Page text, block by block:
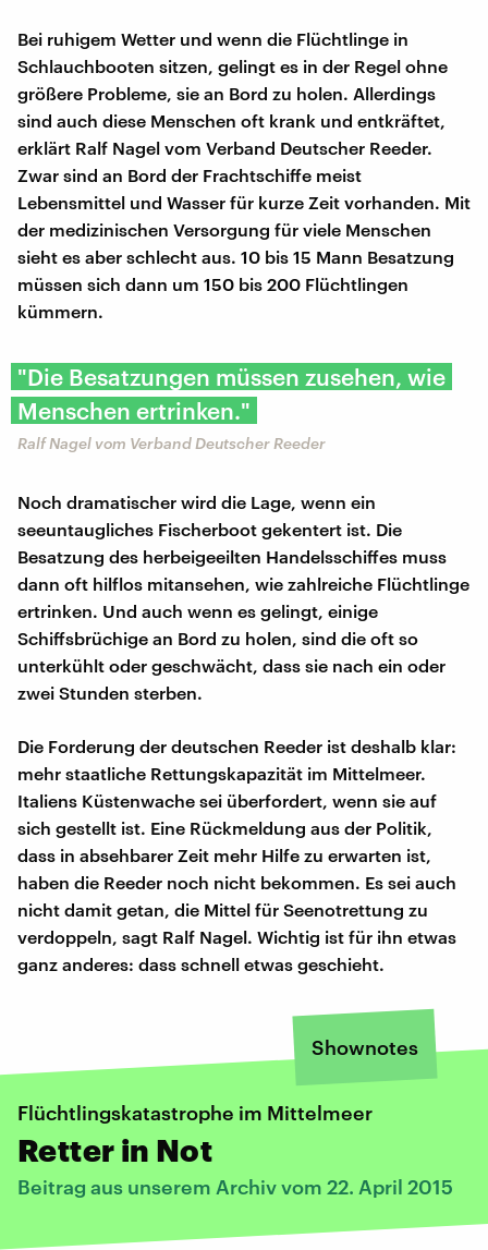
Bei ruhigem Wetter und wenn die Flüchtlinge in
Schlauchbooten sitzen, gelingt es in der Regel ohne
größere Probleme, sie an Bord zu holen. Allerdings
sind auch diese Menschen oft krank und entkräftet,
erklärt Ralf Nagel vom Verband Deutscher Reeder.
Zwar sind an Bord der Frachtschiffe meist
Lebensmittel und Wasser für kurze Zeit vorhanden. Mit
der medizinischen Versorgung für viele Menschen
sieht es aber schlecht aus. 10 bis 15 Mann Besatzung
müssen sich dann um 150 bis 200 Flüchtlingen
kümmern.
"Die Besatzungen müssen zusehen, wie
Menschen ertrinken."
Ralf Nagel vom Verband Deutscher Reeder
Noch dramatischer wird die Lage, wenn ein
seeuntaugliches Fischerboot gekentert ist. Die
Besatzung des herbeigeeilten Handelsschiffes muss
dann oft hilflos mitansehen, wie zahlreiche Flüchtlinge
ertrinken. Und auch wenn es gelingt, einige
Schiffsbrüchige an Bord zu holen, sind die oft so
unterkühlt oder geschwächt, dass sie nach ein oder
zwei Stunden sterben.
Die Forderung der deutschen Reeder ist deshalb klar:
mehr staatliche Rettungskapazität im Mittelmeer.
Italiens Küstenwache sei überfordert, wenn sie auf
sich gestellt ist. Eine Rückmeldung aus der Politik,
dass in absehbarer Zeit mehr Hilfe zu erwarten ist,
haben die Reeder noch nicht bekommen. Es sei auch
nicht damit getan, die Mittel für Seenotrettung zu
verdoppeln, sagt Ralf Nagel. Wichtig ist für ihn etwas
ganz anderes: dass schnell etwas geschieht.
Shownotes
Flüchtlingskatastrophe im Mittelmeer
Retter in Not
Beitrag aus unserem Archiv vom 22. April 2015